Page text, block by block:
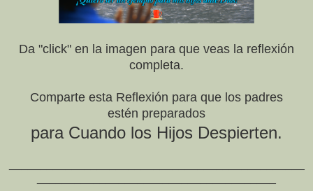
Da "click" en la imagen para que veas la reflexión
completa.
Comparte esta Reflexión para que los padres
estén preparados
para Cuando los Hijos Despierten.